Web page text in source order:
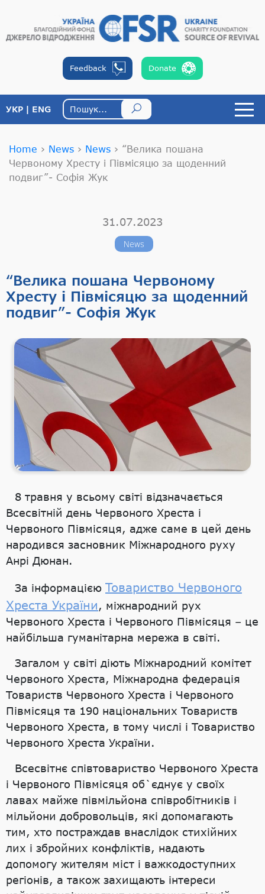
Feedback Donate
УКР ENG
Home › News › News › “Велика пошана
Червоному Хресту і Півмісяцю за щоденний
подвиг”- Софія Жук
31.07.2023
News
“Велика пошана Червоному
Хресту і Півмісяцю за щоденний
подвиг”- Софія Жук
8 травня у всьому світі відзначається
Всесвітній день Червоного Хреста і
Червоного Півмісяця, адже саме в цей день
народився засновник Міжнародного руху
Анрі Дюнан.
За інформацією Товариство Червоного
Хреста України, міжнародний рух
Червоного Хреста і Червоного Півмісяця – це
найбільша гуманітарна мережа в світі.
Загалом у світі діють Міжнародний комітет
Червоного Хреста, Міжнародна федерація
Товариств Червоного Хреста і Червоного
Півмісяця та 190 національних Товариств
Червоного Хреста, в тому числі і Товариство
Червоного Хреста України.
Всесвітнє співтовариство Червоного Хреста
і Червоного Півмісяця об`єднує у своїх
лавах майже півмільйона співробітників і
мільйони добровольців, які допомагають
тим, хто постраждав внаслідок стихійних
лих і збройних конфліктів, надають
допомогу жителям міст і важкодоступних
регіонів, а також захищають інтереси